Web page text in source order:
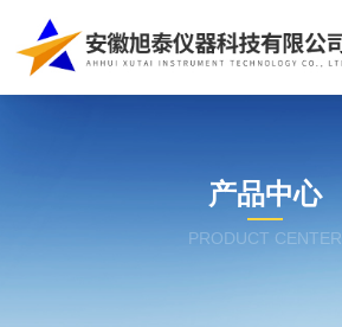
产品中心
PRODUCT CENTER